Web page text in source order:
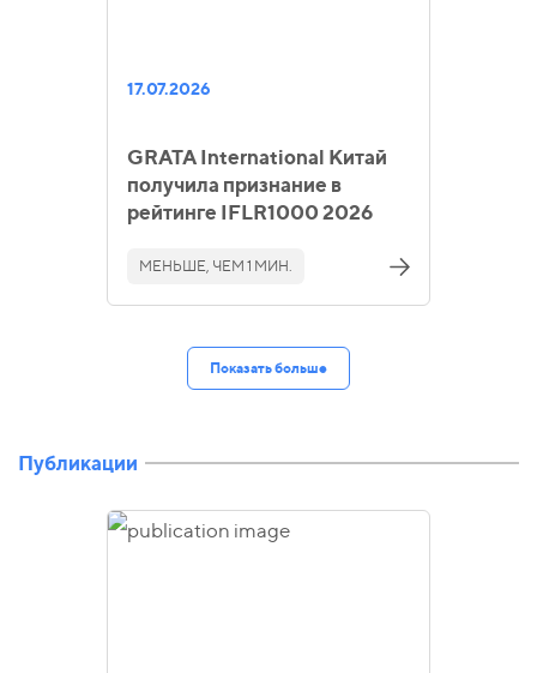
17.07.2026
GRATA International Китай
получила признание в
рейтинге IFLR1000 2026
МЕНЬШЕ, ЧЕМ 1 МИН.
Показать больше
Публикации